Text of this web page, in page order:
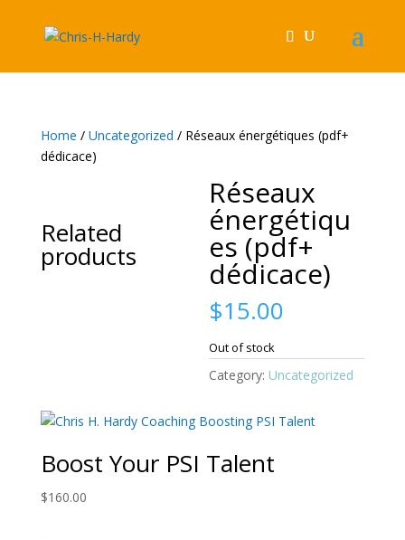
Home / Uncategorized / Réseaux énergétiques (pdf+
dédicace)
Réseaux
énergétiqu
es (pdf+
dédicace)
$15.00
Out of stock
Category: Uncategorized
Related
products
Boost Your PSI Talent
$160.00